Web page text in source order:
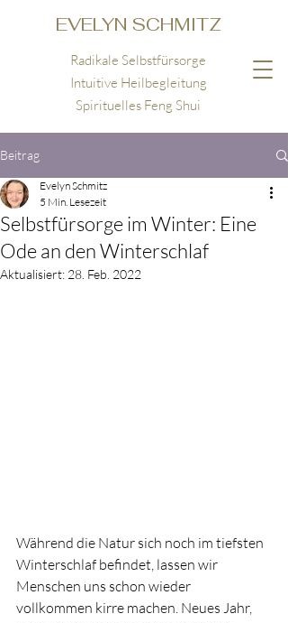
EVELYN SCHMITZ
Radikale Selbstfürsorge
Intuitive Heilbegleitung
Spirituelles Feng Shui
Beitrag
Selbstfürsorge im Winter: Eine
Ode an den Winterschlaf
Evelyn Schmitz
5 Min. Lesezeit
Aktualisiert: 28. Feb. 2022
Während die Natur sich noch im tiefsten
Winterschlaf befindet, lassen wir
Menschen uns schon wieder
vollkommen kirre machen. Neues Jahr,